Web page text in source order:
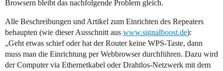
Browsern bleibt das nachfolgende Problem gleich.
Alle Beschreibungen und Artikel zum Einrichten des Repeaters
behaupten (wie dieser Ausschnitt aus www.signalboost.de):
„Geht etwas schief oder hat der Router keine WPS-Taste, dann
muss man die Einrichtung per Webbrowser durchführen. Dazu wird
der Computer via Ethernetkabel oder Drahtlos-Netzwerk mit dem